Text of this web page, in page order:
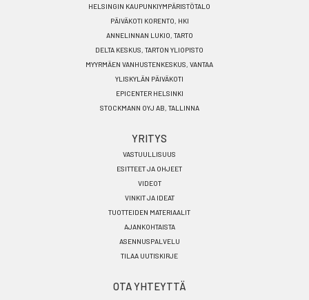
HELSINGIN KAUPUNKIYMPÄRISTÖTALO
PÄIVÄKOTI KORENTO, HKI
ANNELINNAN LUKIO, TARTO
DELTA KESKUS, TARTON YLIOPISTO
MYYRMÄEN VANHUSTENKESKUS, VANTAA
YLISKYLÄN PÄIVÄKOTI
EPICENTER HELSINKI
STOCKMANN OYJ AB, TALLINNA
YRITYS
VASTUULLISUUS
ESITTEET JA OHJEET
VIDEOT
VINKIT JA IDEAT
TUOTTEIDEN MATERIAALIT
AJANKOHTAISTA
ASENNUSPALVELU
TILAA UUTISKIRJE
OTA YHTEYTTÄ